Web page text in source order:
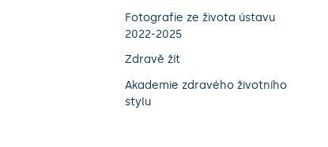
Fotografie ze života ústavu
2022-2025
Zdravě žít
Akademie zdravého životního
stylu